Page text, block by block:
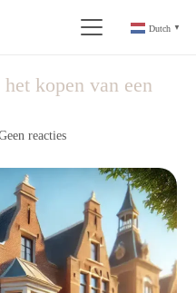
Dutch ▼
kopen van een
reacties